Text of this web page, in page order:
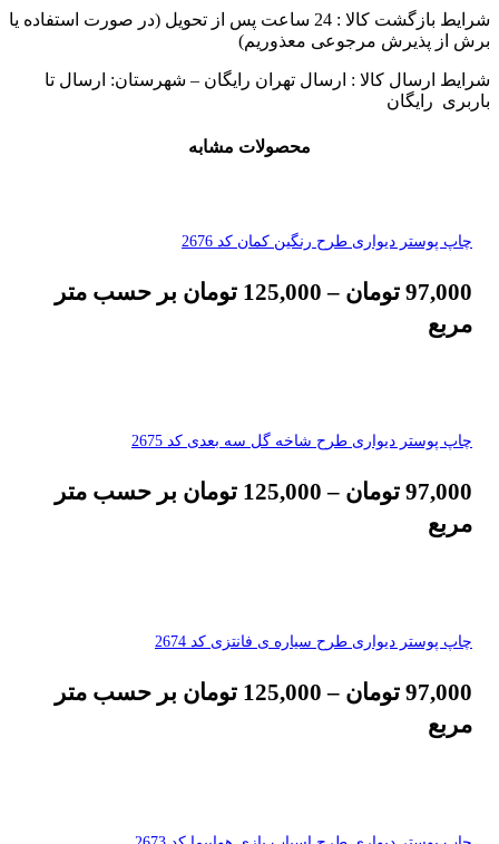
شرایط بازگشت کالا : 24 ساعت پس از تحویل (در صورت استفاده یا
برش از پذیرش مرجوعی معذوریم)
شرایط ارسال کالا : ارسال تهران رایگان – شهرستان: ارسال تا
باربری رایگان
محصولات مشابه
چاپ پوستر دیواری طرح رنگین کمان کد 2676
97,000 تومان –
125,000 تومان بر حسب متر
مربع
چاپ پوستر دیواری طرح شاخه گل سه بعدی کد 2675
97,000 تومان –
125,000 تومان بر حسب متر
مربع
چاپ پوستر دیواری طرح سیاره ی فانتزی کد 2674
97,000 تومان –
125,000 تومان بر حسب متر
مربع